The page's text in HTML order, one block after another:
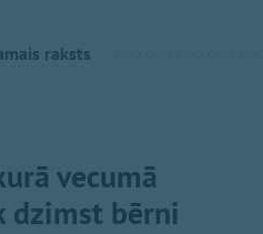
raksts
vecumā
dzimst bērni